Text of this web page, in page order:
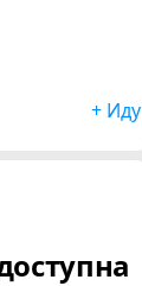
+ Иду